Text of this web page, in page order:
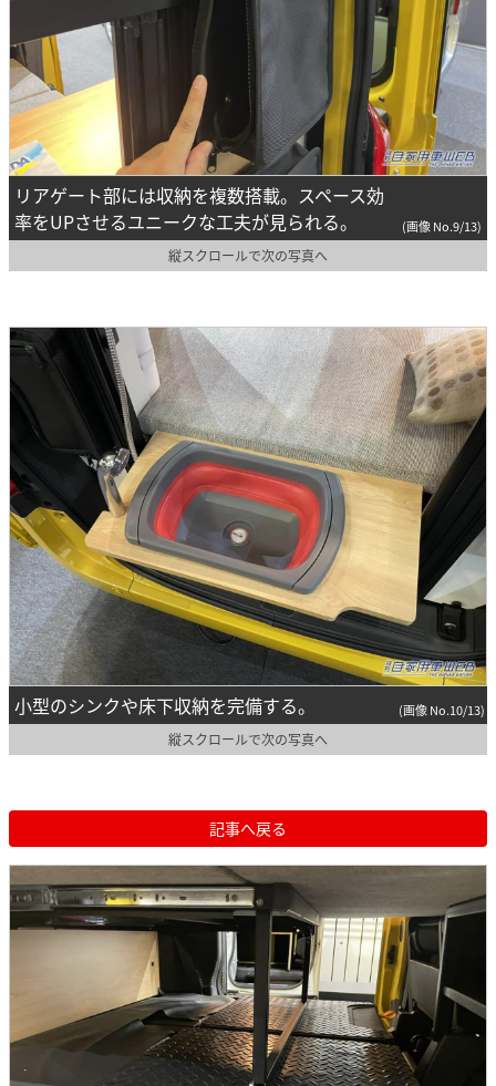
リアゲート部には収納を複数搭載。スペース効
率をUPさせるユニークな工夫が見られる。
(画像 No.9/13)
縦スクロールで次の写真へ
小型のシンクや床下収納を完備する。 (画像 No.10/13)
縦スクロールで次の写真へ
記事へ戻る